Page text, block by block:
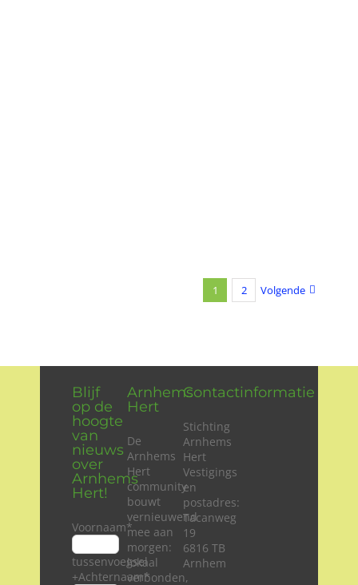
1 2 Volgende
Blijf
op de
hoogte
van
nieuws
over
Arnhems
Hert!
Voornaam*
tussenvoegsel
+Achternaam*
Arnhems
Hert
De
Arnhems
Hert
community
bouwt
vernieuwend
mee aan
morgen:
lokaal
verbonden,
Contactinformatie
Stichting
Arnhems
Hert
Vestigings
en
postadres:
Tacanweg
19
6816 TB
Arnhem